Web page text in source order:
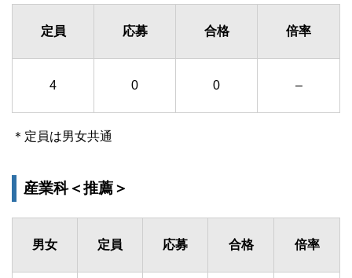
定員 応募 合格 倍率
4 0 0 –
＊定員は男女共通
産業科＜推薦＞
男女 定員 応募 合格 倍率